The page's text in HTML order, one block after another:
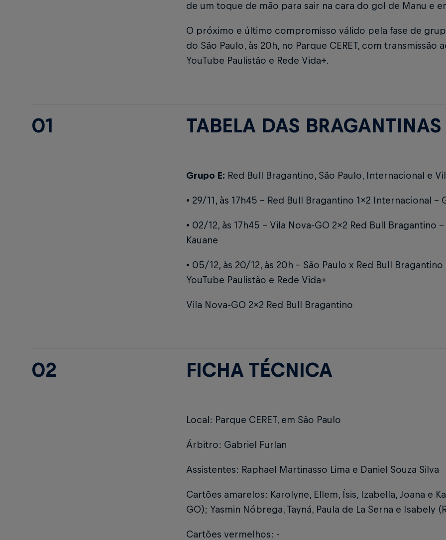
de um toque de mão para sair na cara do gol de Manu e
O próximo e último compromisso válido pela fase de
do São Paulo, às 20h, no Parque CERET, com transmissão
YouTube Paulistão e Rede Vida+.
01 TABELA DAS BRAGANTINAS
Grupo E: Red Bull Bragantino, São Paulo, Internacional e
• 29/11, às 17h45 – Red Bull Bragantino 1x2 Internacional -
• 02/12, às 17h45 – Vila Nova-GO 2x2 Red Bull Bragantino
Kauane
• 05/12, às 20/12, às 20h – São Paulo x Red Bull
YouTube Paulistão e Rede Vida+
Vila Nova-GO 2x2 Red Bull Bragantino
02 FICHA TÉCNICA
Local: Parque CERET, em São Paulo
Árbitro: Gabriel Furlan
Assistentes: Raphael Martinasso Lima e Daniel Souza Silva
Cartões amarelos: Karolyne, Ellem, Ísis, Izabella, Joana e
GO); Yasmin Nóbrega, Tayná, Paula de La Serna e Isabely
Cartões vermelhos: -